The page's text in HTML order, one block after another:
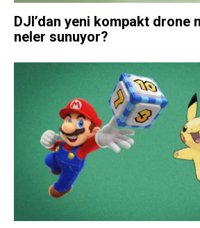
DJI’dan yeni kompakt drone
neler sunuyor?